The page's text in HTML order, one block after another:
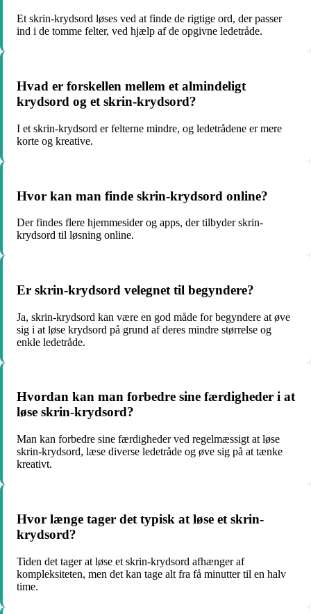
Et skrin-krydsord løses ved at finde de rigtige ord, der passer
ind i de tomme felter, ved hjælp af de opgivne ledetråde.
Hvad er forskellen mellem et almindeligt
krydsord og et skrin-krydsord?
I et skrin-krydsord er felterne mindre, og ledetrådene er mere
korte og kreative.
Hvor kan man finde skrin-krydsord online?
Der findes flere hjemmesider og apps, der tilbyder skrin-
krydsord til løsning online.
Er skrin-krydsord velegnet til begyndere?
Ja, skrin-krydsord kan være en god måde for begyndere at øve
sig i at løse krydsord på grund af deres mindre størrelse og
enkle ledetråde.
Hvordan kan man forbedre sine færdigheder i at
løse skrin-krydsord?
Man kan forbedre sine færdigheder ved regelmæssigt at løse
skrin-krydsord, læse diverse ledetråde og øve sig på at tænke
kreativt.
Hvor længe tager det typisk at løse et skrin-
krydsord?
Tiden det tager at løse et skrin-krydsord afhænger af
kompleksiteten, men det kan tage alt fra få minutter til en halv
time.